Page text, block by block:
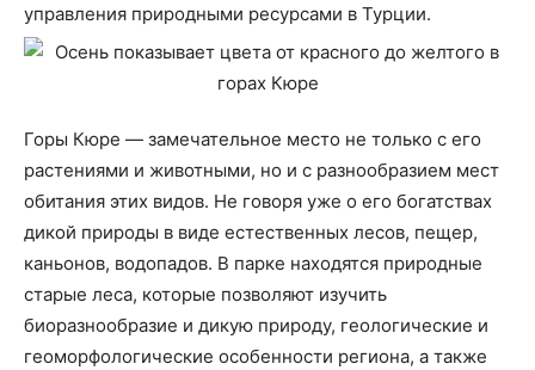
управления природными ресурсами в Турции.
Горы Кюре — замечательное место не только с его
растениями и животными, но и с разнообразием мест
обитания этих видов. Не говоря уже о его богатствах
дикой природы в виде естественных лесов, пещер,
каньонов, водопадов. В парке находятся природные
старые леса, которые позволяют изучить
биоразнообразие и дикую природу, геологические и
геоморфологические особенности региона, а также